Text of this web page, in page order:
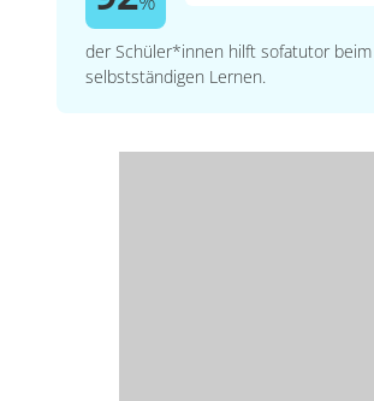
der Schüler*innen hilft sofatutor beim
selbstständigen Lernen.